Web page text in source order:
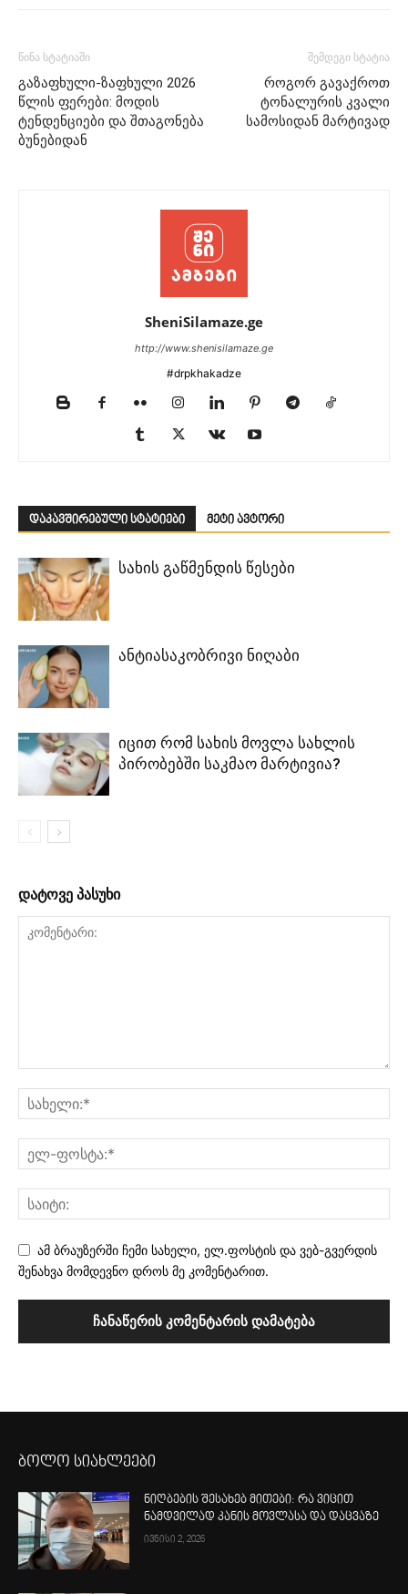
წინა სტატიაში
გაზაფხული-ზაფხული 2026
წლის ფერები: მოდის
ტენდენციები და შთაგონება
ბუნებიდან
შემდეგი სტატია
როგორ გავაქროთ
ტონალურის კვალი
სამოსიდან მარტივად
SheniSilamaze.ge
http://www.shenisilamaze.ge
#drpkhakadze
დაკავშირებული სტატიები მეტი ავტორი
სახის გაწმენდის წესები
ანტიასაკობრივი ნიღაბი
იცით რომ სახის მოვლა სახლის
პირობებში საკმაო მარტივია?
დატოვე პასუხი
ამ ბრაუზერში ჩემი სახელი, ელ.ფოსტის და ვებ-გვერდის
შენახვა მომდევნო დროს მე კომენტარით.
ბოლო სიახლეები
ნიღბების შესახებ მითები: რა ვიცით
ნამდვილად კანის მოვლასა და დაცვაზე
ივნისი 2, 2026